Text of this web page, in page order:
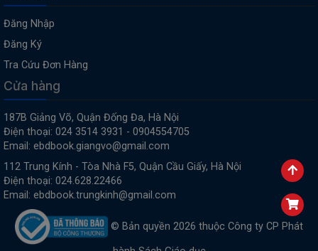
Đăng Nhập
Đăng Ký
Tra Cứu Đơn Hàng
Cửa hàng
187B Giảng Võ, Quận Đống Đa, Hà Nội
Điện thoại: 024 3514 3931 - 0904554705
Email: ebdbook.giangvo@gmail.com
112 Trung Kính - Tòa Nhà F5, Quận Cầu Giấy, Hà Nội
Điện thoại: 024.628.22466
Email: ebdbook.trungkinh@gmail.com
© Bản quyền 2026 thuộc Công ty CP Phát